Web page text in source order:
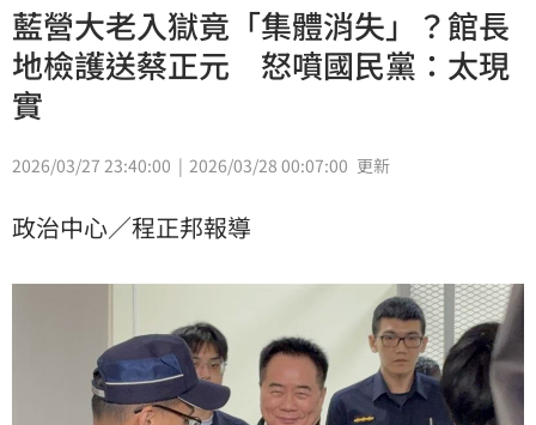
藍營大老入獄竟「集體消失」？館長
地檢護送蔡正元 怒噴國民黨：太現
實
2026/03/27 23:40:00 2026/03/28 00:07:00 更新
政治中心／程正邦報導